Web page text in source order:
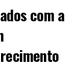
uma multa
o momento.
com a